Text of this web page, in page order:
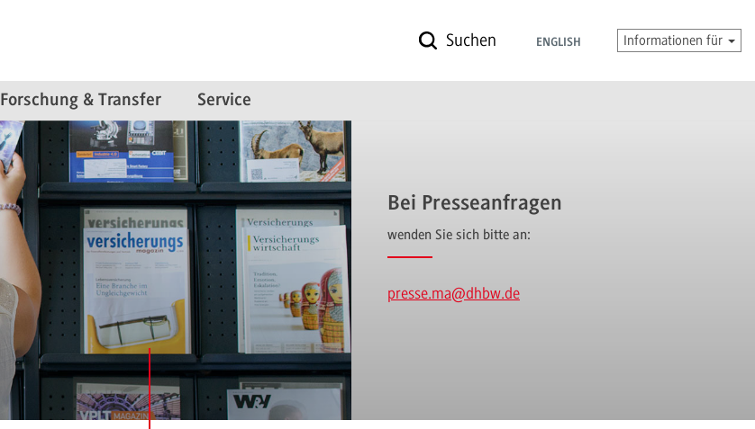
Suchen ENGLISH Informationen für
Forschung & Transfer Service
Bei Presseanfragen
wenden Sie sich bitte an:
presse.ma@dhbw.de